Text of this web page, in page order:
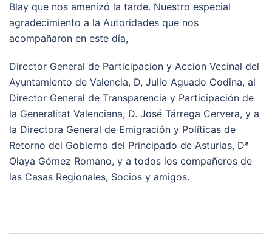
Blay que nos amenizó la tarde. Nuestro especial
agradecimiento a la Autoridades que nos
acompañaron en este día,
Director General de Participacion y Accion Vecinal del
Ayuntamiento de Valencia, D, Julio Aguado Codina, al
Director General de Transparencia y Participación de
la Generalitat Valenciana, D. José Tárrega Cervera, y a
la Directora General de Emigración y Políticas de
Retorno del Gobierno del Principado de Asturias, Dª
Olaya Gómez Romano, y a todos los compañeros de
las Casas Regionales, Socios y amigos.